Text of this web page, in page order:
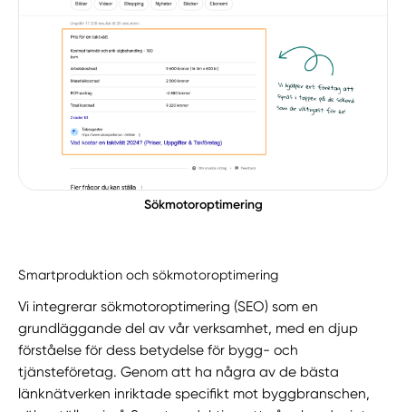
Sökmotoroptimering
Smartproduktion och sökmotoroptimering
Vi integrerar sökmotoroptimering (SEO) som en
grundläggande del av vår verksamhet, med en djup
förståelse för dess betydelse för bygg- och
tjänsteföretag. Genom att ha några av de bästa
länknätverken inriktade specifikt mot byggbranschen,